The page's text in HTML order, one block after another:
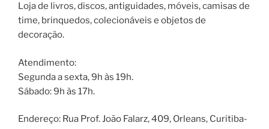
Loja de livros, discos, antiguidades, móveis, camisas de
time, brinquedos, colecionáveis e objetos de
decoração.
Atendimento:
Segunda a sexta, 9h às 19h.
Sábado: 9h às 17h.
Endereço: Rua Prof. João Falarz, 409, Orleans, Curitiba-